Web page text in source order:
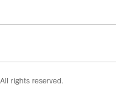
rights reserved.